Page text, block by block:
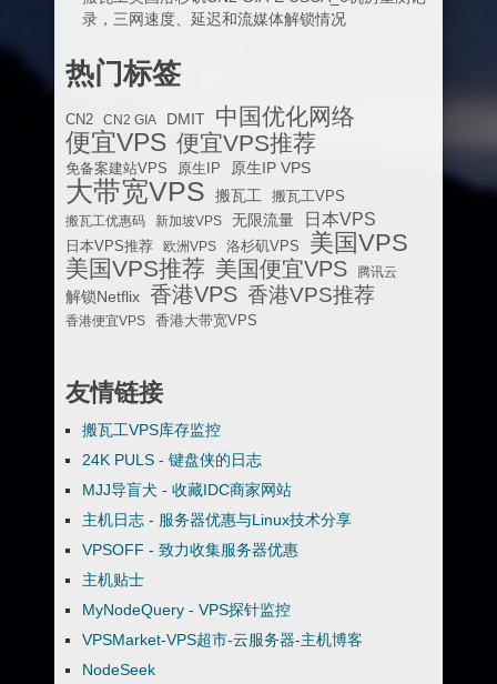
录，三网速度、延迟和流媒体解锁情况
热门标签
CN2 CN2 GIA DMIT 中国优化网络
便宜VPS 便宜VPS推荐
免备案建站VPS 原生IP 原生IP VPS
大带宽VPS 搬瓦工
搬瓦工VPS
搬瓦工优惠码
新加坡VPS 无限流量 日本VPS
日本VPS推荐 欧洲VPS 洛杉矶VPS 美国VPS
美国VPS推荐 美国便宜VPS 腾讯云
解锁Netflix 香港VPS 香港VPS推荐
香港便宜VPS 香港大带宽VPS
友情链接
搬瓦工VPS库存监控
24K PULS - 键盘侠的日志
MJJ导盲犬 - 收藏IDC商家网站
主机日志 - 服务器优惠与Linux技术分享
VPSOFF - 致力收集服务器优惠
主机贴士
MyNodeQuery - VPS探针监控
VPSMarket-VPS超市-云服务器-主机博客
NodeSeek